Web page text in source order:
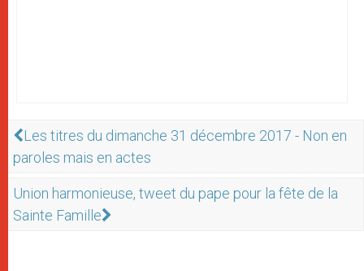
Les titres du dimanche 31 décembre 2017 - Non en
paroles mais en actes
Union harmonieuse, tweet du pape pour la fête de la
Sainte Famille